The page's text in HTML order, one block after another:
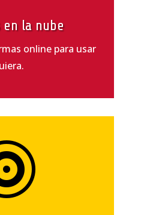
la nube
online para usar